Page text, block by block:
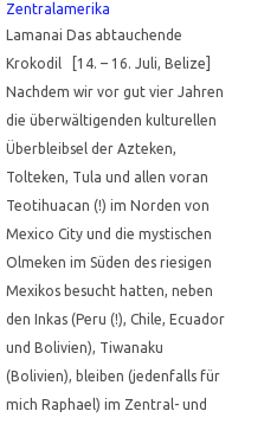
Zentralamerika
Lamanai Das abtauchende
Krokodil [14. – 16. Juli, Belize]
Nachdem wir vor gut vier Jahren
die überwältigenden kulturellen
Überbleibsel der Azteken,
Tolteken, Tula und allen voran
Teotihuacan (!) im Norden von
Mexico City und die mystischen
Olmeken im Süden des riesigen
Mexikos besucht hatten, neben
den Inkas (Peru (!), Chile, Ecuador
und Bolivien), Tiwanaku
(Bolivien), bleiben (jedenfalls für
mich Raphael) im Zentral- und